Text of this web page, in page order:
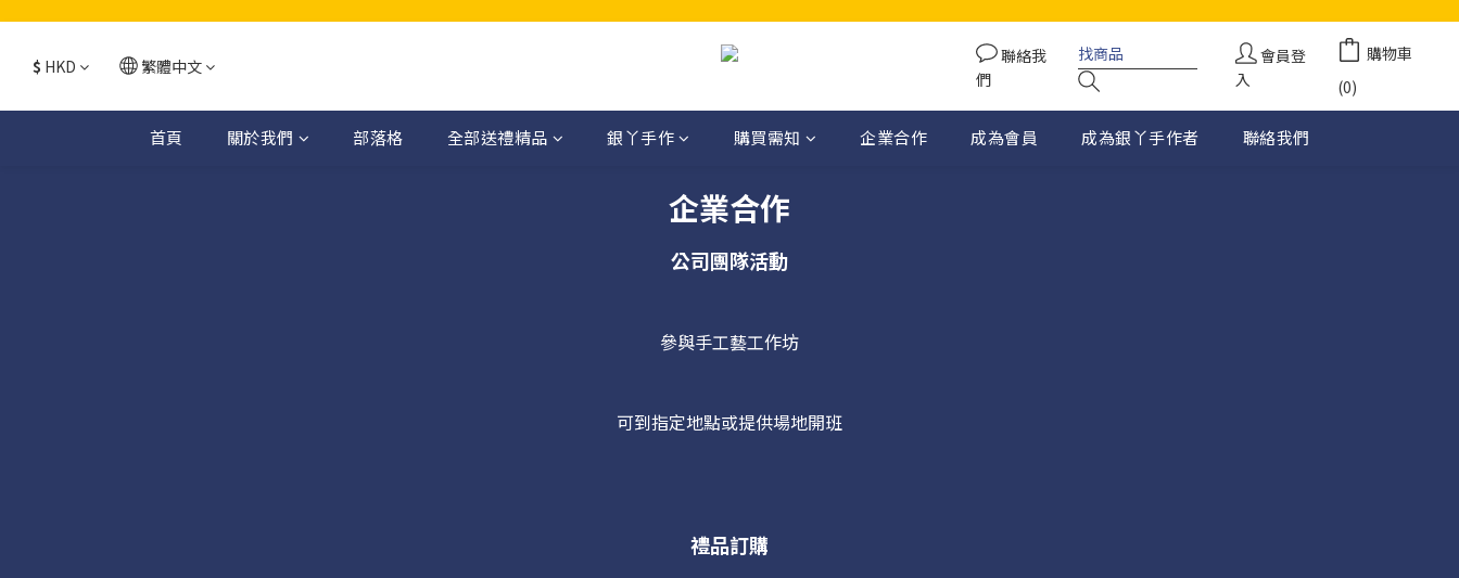
$ HKD 繁體中文
聯絡我
們
會員登
入
購物車
(0)
首頁 關於我們 部落格 全部送禮精品 銀丫手作 購買需知 企業合作 成為會員 成為銀丫手作者 聯絡我們
企業合作
公司團隊活動
參與手工藝工作坊
可到指定地點或提供場地開班
禮品訂購